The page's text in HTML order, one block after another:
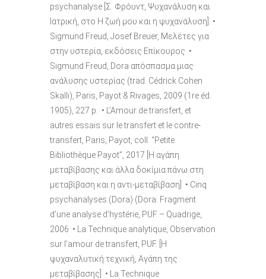
psychanalyse [Σ. Φρόυντ, Ψυχανάλυση και
Ιατρική, στο Η ζωή μου και η ψυχανάλυση] •
Sigmund Freud, Josef Breuer, Μελέτες για
στην υστερία, εκδόσεις Επίκουρος •
Sigmund Freud, Dora απόσπασμα μιας
ανάλυσης υστερίας (trad. Cédrick Cohen
Skalli), Paris, Payot & Rivages, 2009 (1re éd.
1905), 227 p. • L’Amour de transfert, et
autres essais sur le transfert et le contre-
transfert, Paris, Payot, coll. “Petite
Bibliothèque Payot”, 2017 [Η αγάπη
μεταβίβασης και άλλα δοκίμια πάνω στη
μεταβίβαση και η αντι-μεταβίβαση] • Cinq
psychanalyses (Dora) (Dora: Fragment
d’une analyse d’hystérie, PUF – Quadrige,
2006 • La Technique analytique, Observation
sur l’amour de transfert, PUF. [Η
ψυχαναλυτική τεχνική, Αγάπη της
μεταβίβασης] • La Technique